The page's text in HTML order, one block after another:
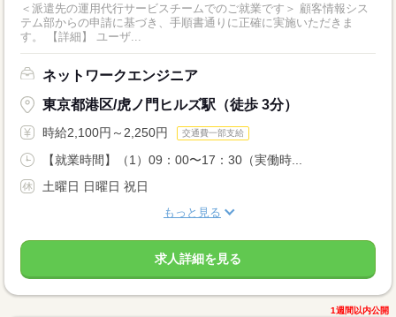
＜派遣先の運用代行サービスチームでのご就業です＞ 顧客情報シス
テム部からの申請に基づき、手順書通りに正確に実施いただきま
す。 【詳細】 ユーザ...
ネットワークエンジニア
東京都港区/虎ノ門ヒルズ駅（徒歩 3分）
時給2,100円～2,250円 交通費一部支給
【就業時間】（1）09：00〜17：30（実働時...
土曜日 日曜日 祝日
もっと見る
求人詳細を見る
1週間以内公開